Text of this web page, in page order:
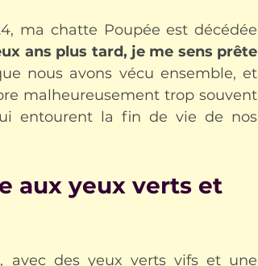
ma chatte Poupée est décédée
ans plus tard, je me sens prête
nous avons vécu ensemble, et
malheureusement trop souvent
entourent la fin de vie de nos
aux yeux verts et
, avec des yeux verts vifs et une